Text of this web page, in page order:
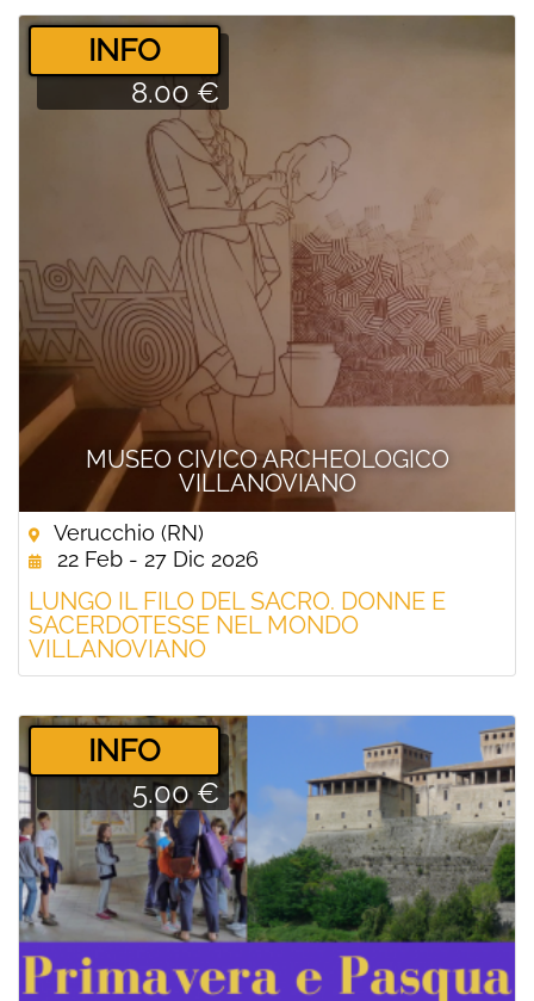
MUSEO CIVICO ARCHEOLOGICO
VILLANOVIANO
­INFO
8.00 €
Verucchio (RN)
22 Feb - 27 Dic 2026
LUNGO IL FILO DEL SACRO. DONNE E
SACERDOTESSE NEL MONDO
VILLANOVIANO
­INFO
5.00 €